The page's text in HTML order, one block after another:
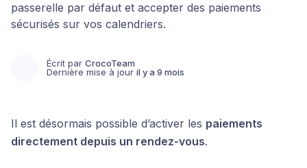
passerelle par défaut et accepter des paiements
sécurisés sur vos calendriers.
Écrit par CrocoTeam
Dernière mise à jour il y a 9 mois
Il est désormais possible d’activer les paiements
directement depuis un rendez-vous.